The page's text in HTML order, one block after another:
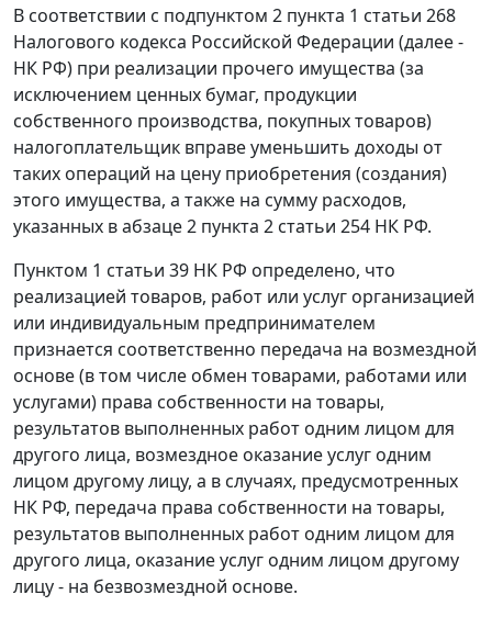
В соответствии с подпунктом 2 пункта 1 статьи 268
Налогового кодекса Российской Федерации (далее -
НК РФ) при реализации прочего имущества (за
исключением ценных бумаг, продукции
собственного производства, покупных товаров)
налогоплательщик вправе уменьшить доходы от
таких операций на цену приобретения (создания)
этого имущества, а также на сумму расходов,
указанных в абзаце 2 пункта 2 статьи 254 НК РФ.
Пунктом 1 статьи 39 НК РФ определено, что
реализацией товаров, работ или услуг организацией
или индивидуальным предпринимателем
признается соответственно передача на возмездной
основе (в том числе обмен товарами, работами или
услугами) права собственности на товары,
результатов выполненных работ одним лицом для
другого лица, возмездное оказание услуг одним
лицом другому лицу, а в случаях, предусмотренных
НК РФ, передача права собственности на товары,
результатов выполненных работ одним лицом для
другого лица, оказание услуг одним лицом другому
лицу - на безвозмездной основе.